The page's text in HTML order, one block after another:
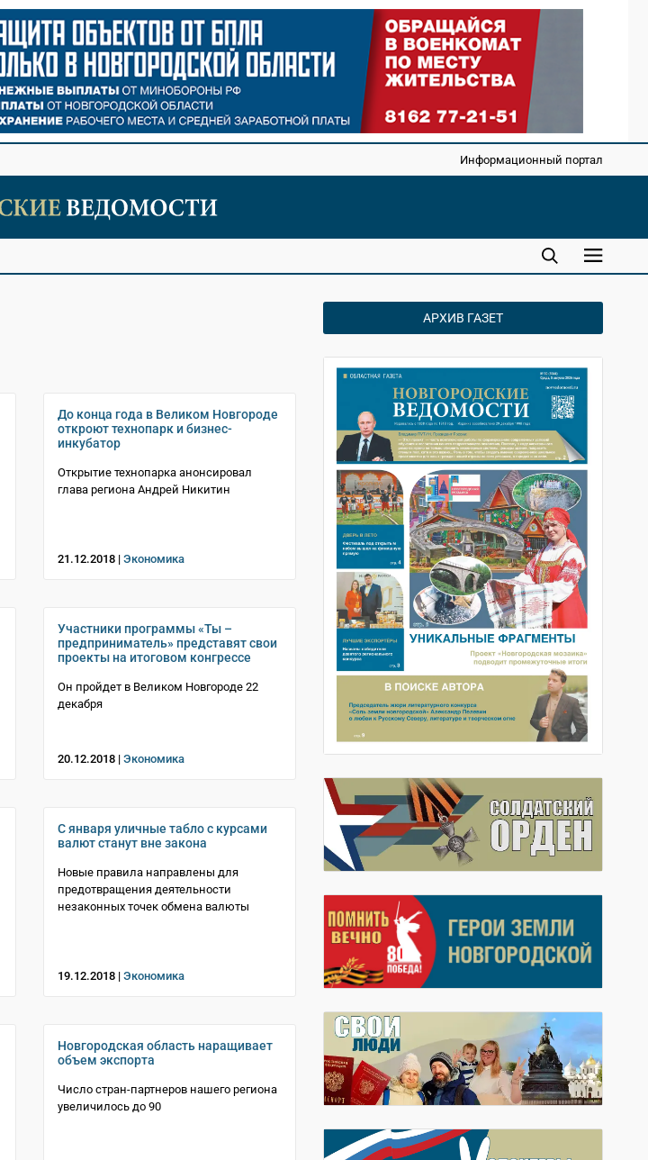
Информационный портал
До конца года в Великом Новгороде
откроют технопарк и бизнес-
инкубатор
Открытие технопарка анонсировал
глава региона Андрей Никитин
21.12.2018 | Экономика
Участники программы «Ты –
предприниматель» представят свои
проекты на итоговом конгрессе
Он пройдет в Великом Новгороде 22
декабря
20.12.2018 | Экономика
С января уличные табло с курсами
валют станут вне закона
Новые правила направлены для
предотвращения деятельности
незаконных точек обмена валюты
19.12.2018 | Экономика
Новгородская область наращивает
объем экспорта
Число стран-партнеров нашего региона
увеличилось до 90
АРХИВ ГАЗЕТ